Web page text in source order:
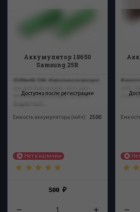
Аккумулятор 18650
Samsung 25R
Доступно после регистрации
2500mAh 20A. Идеально подходит
механических модов. Лучший
Емкость аккумулятора (мАч): 2500
Нет в наличии
500₽
В
плат,